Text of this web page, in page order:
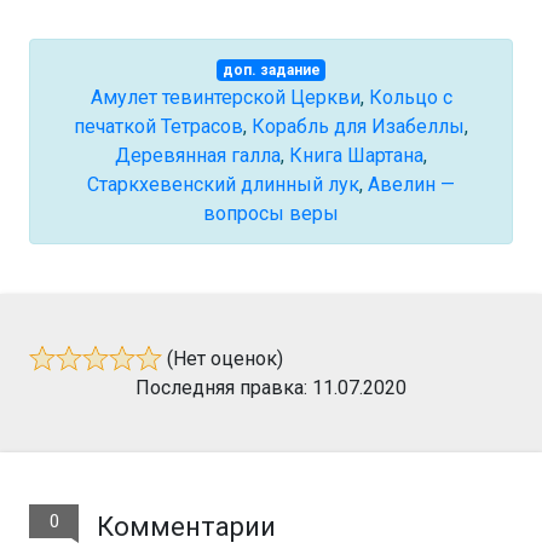
доп. задание
Амулет тевинтерской Церкви, Кольцо с
печаткой Тетрасов, Корабль для Изабеллы,
Деревянная галла, Книга Шартана,
Старкхевенский длинный лук, Авелин —
вопросы веры
(Нет оценок)
Последняя правка: 11.07.2020
0 Комментарии